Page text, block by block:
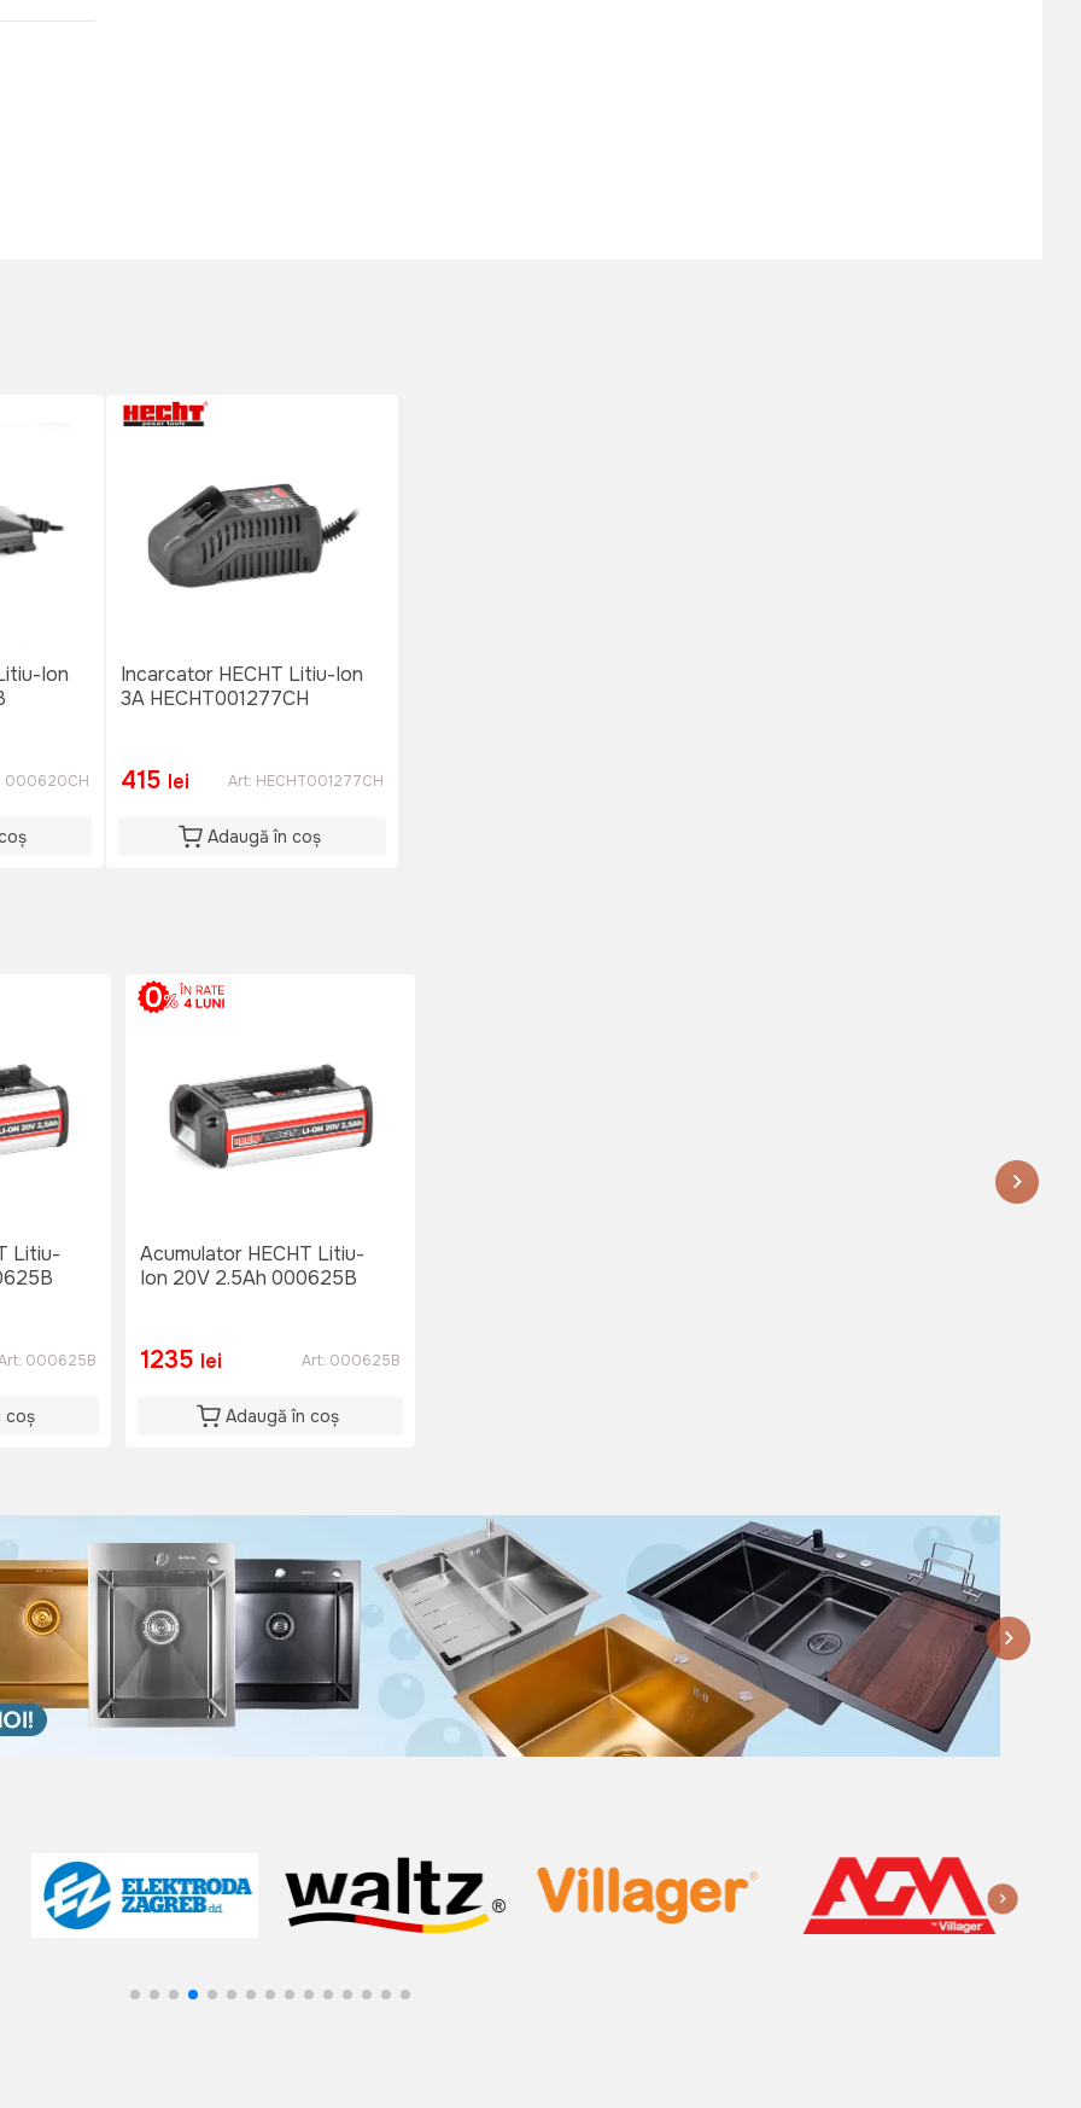
Ion
000620CH
Incarcator HECHT Litiu-Ion
3A HECHT001277CH
415 lei Art: HECHT001277CH
Adaugă în coș
Litiu-
000625B
coș
Acumulator HECHT Litiu-
Ion 20V 2.5Ah 000625B
1235 lei Art: 000625B
Adaugă în coș